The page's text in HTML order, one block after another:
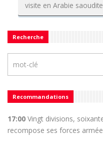
visite en Arabie
Recherche
Recommandations
17:00 Vingt divisions,
recompose ses forces